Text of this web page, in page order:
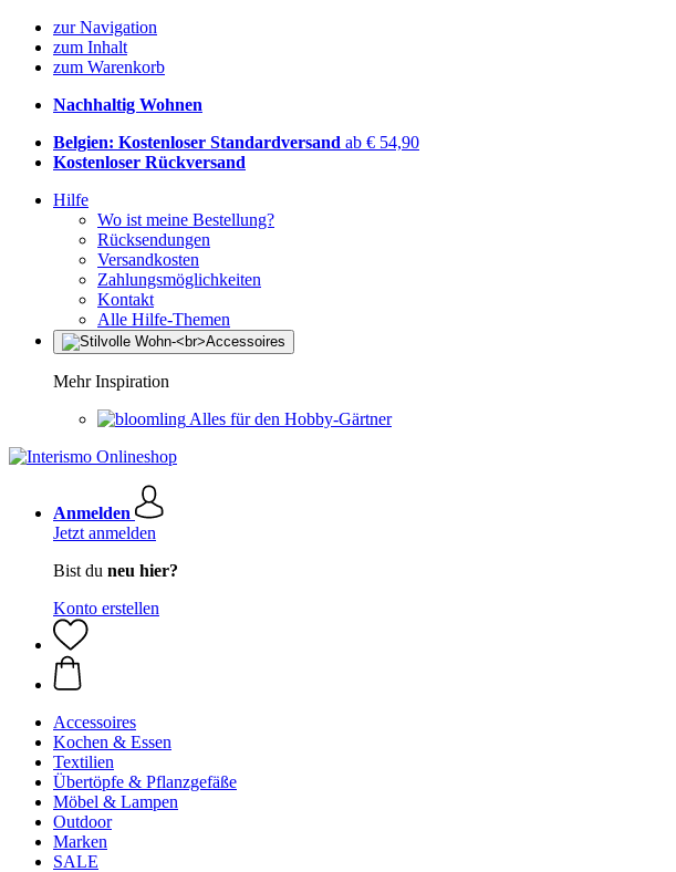
zur Navigation
zum Inhalt
zum Warenkorb
Nachhaltig Wohnen
Belgien: Kostenloser Standardversand ab € 54,90
Kostenloser Rückversand
Hilfe
Wo ist meine Bestellung?
Rücksendungen
Versandkosten
Zahlungsmöglichkeiten
Kontakt
Alle Hilfe-Themen
Mehr Inspiration
Alles für den Hobby-Gärtner
Anmelden
Jetzt anmelden
Bist du neu hier?
Konto erstellen
Accessoires
Kochen & Essen
Textilien
Übertöpfe & Pflanzgefäße
Möbel & Lampen
Outdoor
Marken
SALE